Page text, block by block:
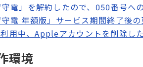
守電」を解約したので、050番号へ
守電 年額版」サービス期間終了後
用中、Appleアカウントを削除し
環境